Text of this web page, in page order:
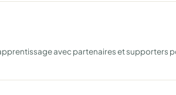
avec partenaires et supporters